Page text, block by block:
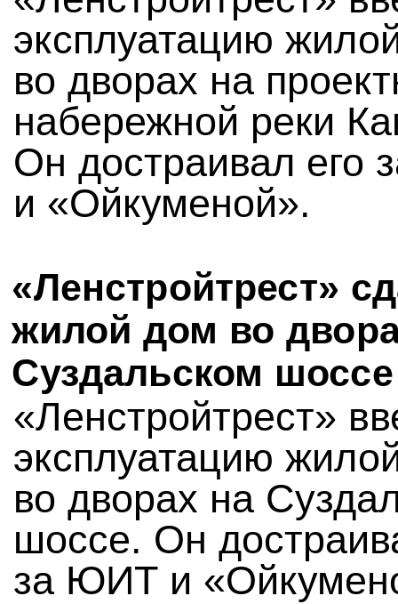
эксплуатацию
во дворах на
набережной реки
Он достраивал его
и «Ойкуменой».
«Ленстройтрест»
жилой дом во
Суздальском шоссе
«Ленстройтрест»
эксплуатацию
во дворах на
шоссе. Он
за ЮИТ и